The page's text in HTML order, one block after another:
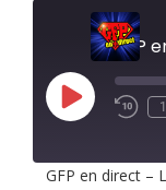
Play
Episode
GFP en direct –